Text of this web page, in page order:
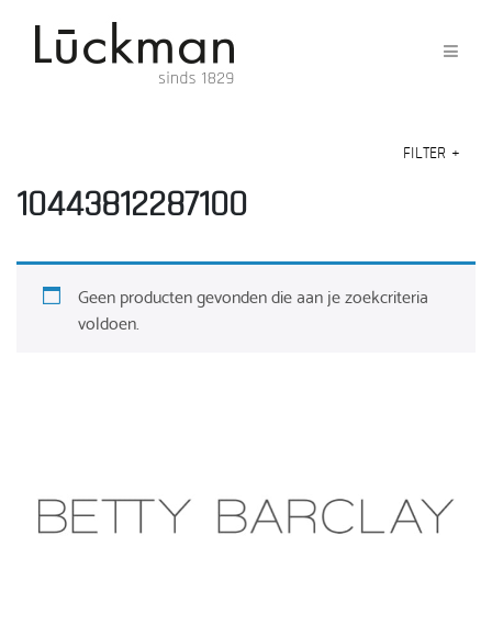
FILTER +
10443812287100
Geen producten gevonden die aan je zoekcriteria
voldoen.